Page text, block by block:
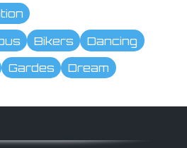
Bikers
Dancing
Gardes Dream